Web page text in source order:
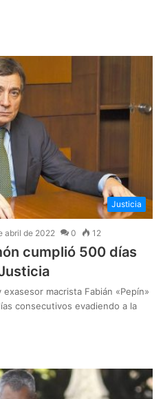
Justicia
abril de 2022 0 12
cumplió 500 días
macrista Fabián «Pepín»
consecutivos evadiendo a la